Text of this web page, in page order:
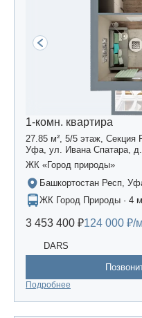
1-комн. квартира
27.85 м², 5/5 этаж, Секция
Уфа, ул. Ивана Спатара,
ЖК «Город природы»
Башкортостан Респ,
ЖК Город Природы · 4
3 453 400 ₽124 000 ₽/
DARS
Подробнее